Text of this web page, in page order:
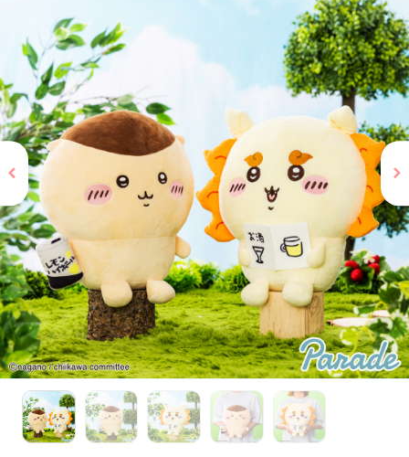
PRIZE 公式 X
PRIZE 公式 Instagram
CAPSULE TOY 公式 X
CAPSULE TOY 公式 Instagram
プライバシーポリシー